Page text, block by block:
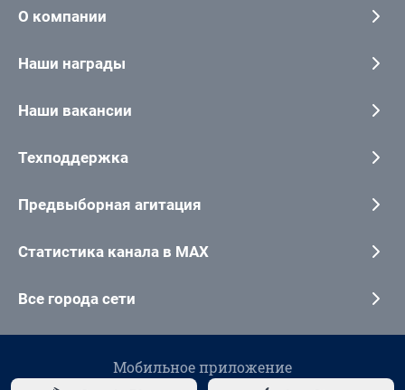
О компании
Наши награды
Наши вакансии
Техподдержка
Предвыборная агитация
Статистика канала в MAX
Все города сети
Мобильное приложение